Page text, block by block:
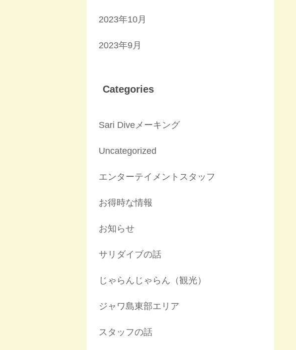
2023年10月
2023年9月
Categories
Sari Diveメーキング
Uncategorized
エンターテイメントスタッフ
お得時な情報
お知らせ
サリダイブの話
じゃらんじゃらん（観光）
ジャワ島東部エリア
スタッフの話